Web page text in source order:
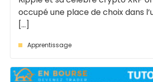
occupé une place de choix dans
[...]
Apprentissage